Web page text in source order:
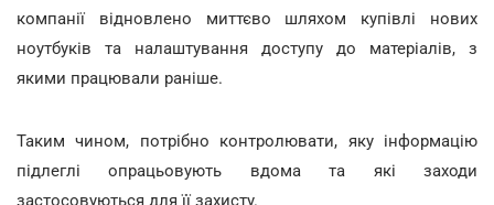
компанії відновлено миттєво шляхом купівлі нових
ноутбуків та налаштування доступу до матеріалів, з
якими працювали раніше.
Таким чином, потрібно контролювати, яку інформацію
підлеглі опрацьовують вдома та які заходи
застосовуються для її захисту.